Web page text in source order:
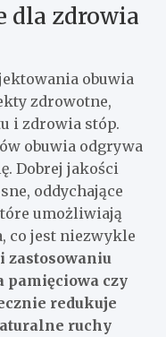
dla zdrowia
obuwia
zdrowotne,
i zdrowia stóp.
obuwia odgrywa
Dobrej jakości
oddychające
umożliwiają
co jest niezwykle
zastosowaniu
pamięciowa czy
redukuje
ruchy